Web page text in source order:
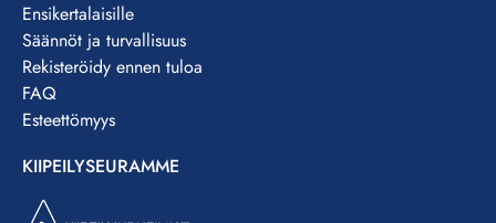
Ensikertalaisille
Säännöt ja turvallisuus
Rekisteröidy ennen tuloa
FAQ
Esteettömyys
KIIPEILYSEURAMME